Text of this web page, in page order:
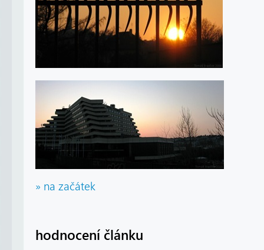
» na začátek
hodnocení článku